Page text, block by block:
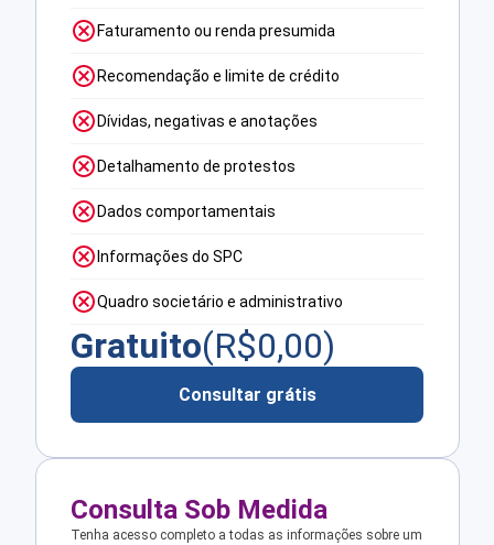
Faturamento ou renda presumida
Recomendação e limite de crédito
Dívidas, negativas e anotações
Detalhamento de protestos
Dados comportamentais
Informações do SPC
Quadro societário e administrativo
Gratuito(R$0,00)
Consultar grátis
Consulta Sob Medida
Tenha acesso completo a todas as informações sobre um